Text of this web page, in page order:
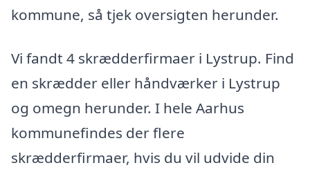
kommune, så tjek oversigten herunder.
Vi fandt 4 skrædderfirmaer i Lystrup. Find
en skrædder eller håndværker i Lystrup
og omegn herunder. I hele Aarhus
kommunefindes der flere
skrædderfirmaer, hvis du vil udvide din